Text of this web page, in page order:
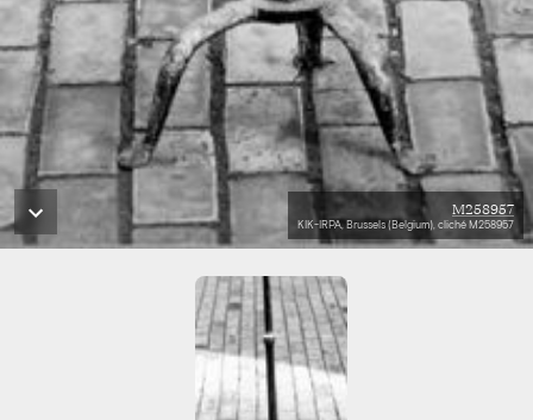
M258957
KIK-IRPA, Brussels (Belgium), cliché M258957